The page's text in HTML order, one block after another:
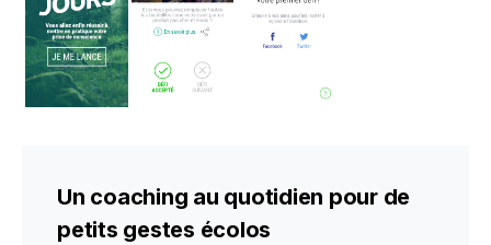
Un coaching au quotidien pour de
petits gestes écolos